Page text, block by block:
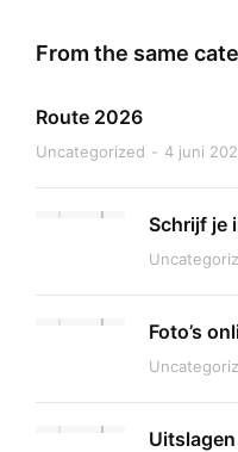
From the same
Route 2026
Uncategorized 4 juni
Schrijf je
Foto’s